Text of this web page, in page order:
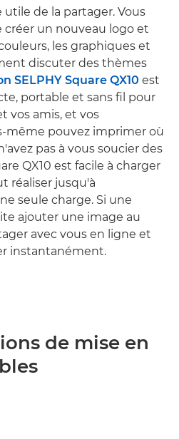
de la partager. Vous
un nouveau logo et
les graphiques et
discuter des thèmes
SELPHY Square QX10 est
portable et sans fil pour
vos amis, et vos
même pouvez imprimer où
pas à vous soucier des
QX10 est facile à charger
réaliser jusqu'à
seule charge. Si une
ajouter une image au
avec vous en ligne et
instantanément.
de mise en